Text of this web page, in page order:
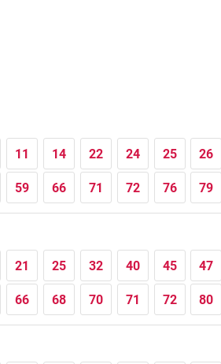
11 14 22 24 25 26
59 66 71 72 76 79
21 25 32 40 45 47
66 68 70 71 72 80